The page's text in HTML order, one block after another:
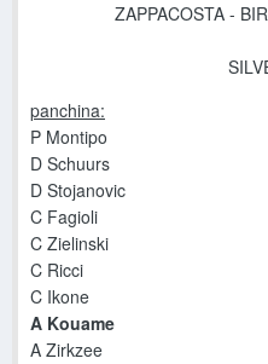
ZAPPACOSTA -
panchina:
P Montipo
D Schuurs
D Stojanovic
C Fagioli
C Zielinski
C Ricci
C Ikone
A Kouame
A Zirkzee